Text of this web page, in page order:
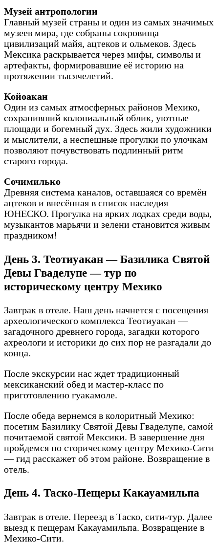
Музей антропологии
Главный музей страны и один из самых значимых
музеев мира, где собраны сокровища
цивилизаций майя, ацтеков и ольмеков. Здесь
Мексика раскрывается через мифы, символы и
артефакты, формировавшие её историю на
протяжении тысячелетий.
Койоакан
Один из самых атмосферных районов Мехико,
сохранивший колониальный облик, уютные
площади и богемный дух. Здесь жили художники
и мыслители, а неспешные прогулки по улочкам
позволяют почувствовать подлинный ритм
старого города.
Сочимилько
Древняя система каналов, оставшаяся со времён
ацтеков и внесённая в список наследия
ЮНЕСКО. Прогулка на ярких лодках среди воды,
музыкантов марьячи и зелени становится живым
праздником!
День 3. Теотиуакан — Базилика Святой
Девы Гваделупе — тур по
историческому центру Мехико
Завтрак в отеле. Наш день начнется с посещения
археологического комплекса Теотиуакан —
загадочного древнего города, загадки которого
ахреологи и историки до сих пор не разгадали до
конца.
После экскурсии нас ждет традиционный
мексиканский обед и мастер-класс по
приготовлению гуакамоле.
После обеда вернемся в колоритный Мехико:
посетим Базилику Святой Девы Гваделупе, самой
почитаемой святой Мексики. В завершение дня
пройдемся по сторическому центру Мехико-Сити
— гид расскажет об этом районе. Возвращение в
отель.
День 4. Таско-Пещеры Какауамильпа
Завтрак в отеле. Переезд в Таско, сити-тур. Далее
выезд к пещерам Какауамильпа. Возвращение в
Мехико-Сити.